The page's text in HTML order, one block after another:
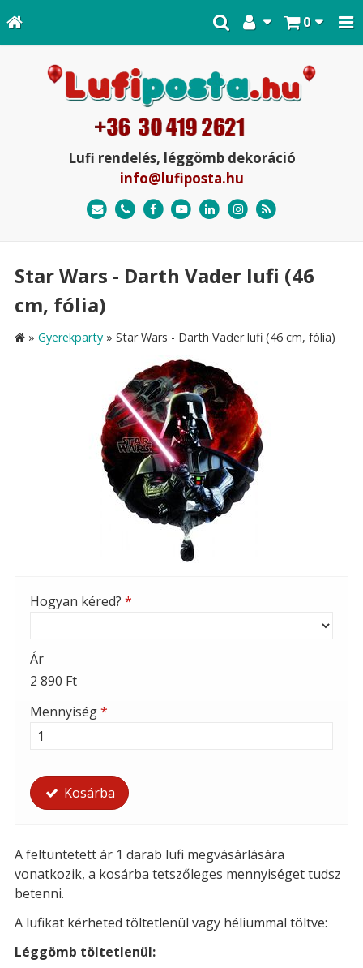
0
Lufi rendelés, léggömb dekoráció
info@lufiposta.hu
Star Wars - Darth Vader lufi (46
cm, fólia)
» Gyerekparty » Star Wars - Darth Vader lufi (46 cm, fólia)
Hogyan kéred? *
Ár
2 890 Ft
Mennyiség*
Kosárba
A feltüntetett ár 1 darab lufi megvásárlására
vonatkozik, a kosárba tetszőleges mennyiséget tudsz
betenni.
A lufikat kérheted töltetlenül vagy héliummal töltve:
Léggömb töltetlenül: